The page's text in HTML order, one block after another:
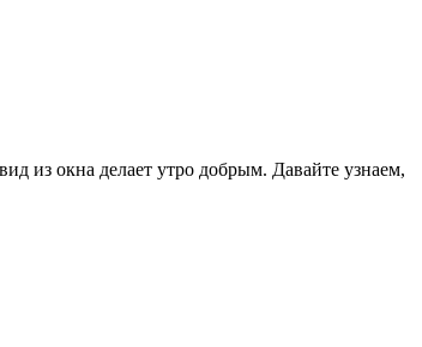
из окна делает утро добрым. Давайте узнаем,